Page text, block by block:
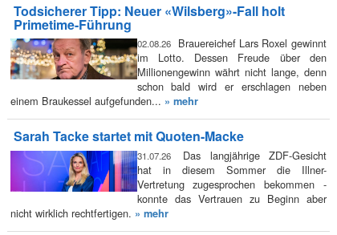
Todsicherer Tipp: Neuer «Wilsberg»-Fall holt
Primetime-Führung
02.08.26
Brauereichef Lars Roxel gewinnt
im Lotto. Dessen Freude über den
Millionengewinn währt nicht lange, denn
schon bald wird er erschlagen neben
einem Braukessel aufgefunden... » mehr
Sarah Tacke startet mit Quoten-Macke
31.07.26
Das langjährige ZDF-Gesicht
hat in diesem Sommer die Illner-
Vertretung zugesprochen bekommen -
konnte das Vertrauen zu Beginn aber
nicht wirklich rechtfertigen. » mehr